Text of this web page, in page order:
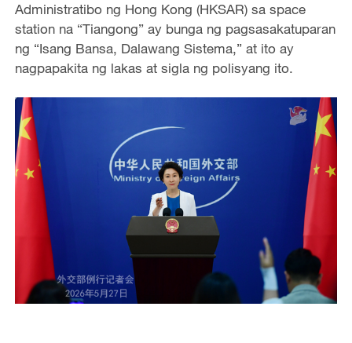
Administratibo ng Hong Kong (HKSAR) sa space
station na “Tiangong” ay bunga ng pagsasakatuparan
ng “Isang Bansa, Dalawang Sistema,” at ito ay
nagpapakita ng lakas at sigla ng polisyang ito.